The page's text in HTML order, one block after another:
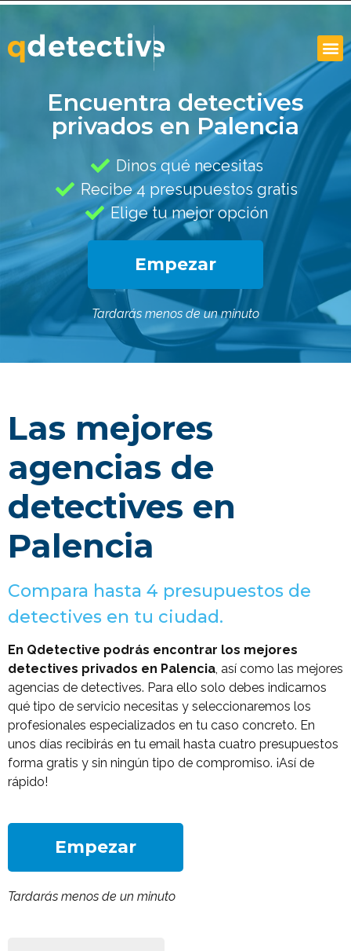
Encuentra detectives
privados en Palencia
Dinos qué necesitas
Recibe 4 presupuestos gratis
Elige tu mejor opción
Empezar
Tardarás menos de un minuto
Las mejores
agencias de
detectives en
Palencia
Compara hasta 4 presupuestos de
detectives en tu ciudad.
En Qdetective podrás encontrar los mejores
detectives privados en Palencia, así como las mejores
agencias de detectives. Para ello solo debes indicarnos
qué tipo de servicio necesitas y seleccionaremos los
profesionales especializados en tu caso concreto. En
unos días recibirás en tu email hasta cuatro presupuestos
forma gratis y sin ningún tipo de compromiso. ¡Así de
rápido!
Empezar
Tardarás menos de un minuto